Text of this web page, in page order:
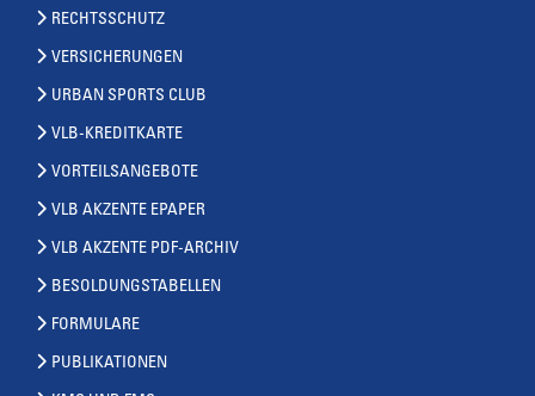
RECHTSSCHUTZ
VERSICHERUNGEN
URBAN SPORTS CLUB
VLB-KREDITKARTE
VORTEILSANGEBOTE
VLB AKZENTE EPAPER
VLB AKZENTE PDF-ARCHIV
BESOLDUNGSTABELLEN
FORMULARE
PUBLIKATIONEN